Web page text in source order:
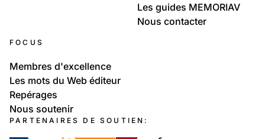
Les guides MEMORIAV
Nous contacter
FOCUS
Membres d'excellence
Les mots du Web éditeur
Repérages
Nous soutenir
PARTENAIRES DE SOUTIEN: